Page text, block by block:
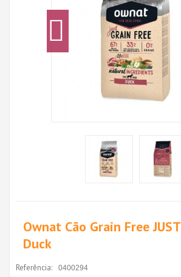
Ownat Cão Grain Free JUST
Duck
Referência: 0400294